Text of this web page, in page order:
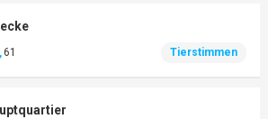
61 Tierstimmen